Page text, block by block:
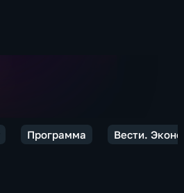
Программа Вести.